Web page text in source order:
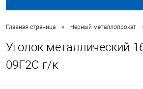
Главная страница • Черный металлопрокат
Уголок металлический
09Г2С г/к